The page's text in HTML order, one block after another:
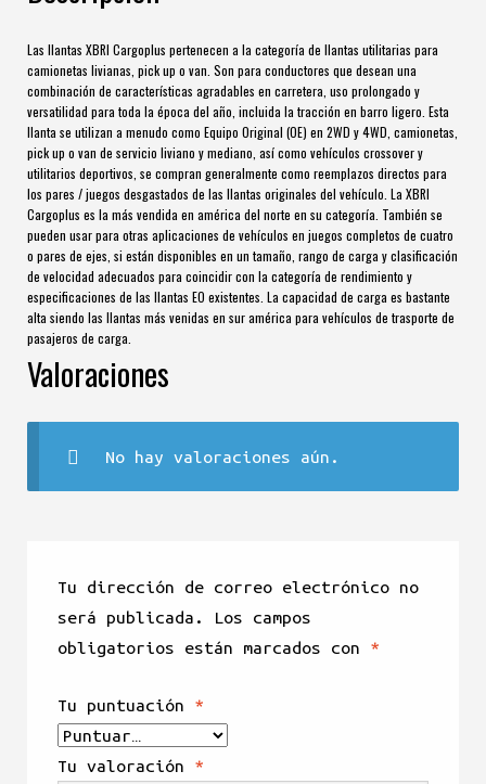
Las llantas XBRI Cargoplus pertenecen a la categoría de llantas utilitarias para
camionetas livianas, pick up o van. Son para conductores que desean una
combinación de características agradables en carretera, uso prolongado y
versatilidad para toda la época del año, incluida la tracción en barro ligero. Esta
llanta se utilizan a menudo como Equipo Original (OE) en 2WD y 4WD, camionetas,
pick up o van de servicio liviano y mediano, así como vehículos crossover y
utilitarios deportivos, se compran generalmente como reemplazos directos para
los pares / juegos desgastados de las llantas originales del vehículo. La XBRI
Cargoplus es la más vendida en américa del norte en su categoría. También se
pueden usar para otras aplicaciones de vehículos en juegos completos de cuatro
o pares de ejes, si están disponibles en un tamaño, rango de carga y clasificación
de velocidad adecuados para coincidir con la categoría de rendimiento y
especificaciones de las llantas EO existentes. La capacidad de carga es bastante
alta siendo las llantas más venidas en sur américa para vehículos de trasporte de
pasajeros de carga.
Valoraciones
No hay valoraciones aún.
Tu dirección de correo electrónico no
será publicada.
Los campos
obligatorios están marcados con *
Tu puntuación *
Tu valoración *